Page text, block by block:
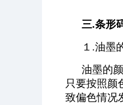
三.条形
１.油墨
油墨的
只要按照颜
致偏色情况